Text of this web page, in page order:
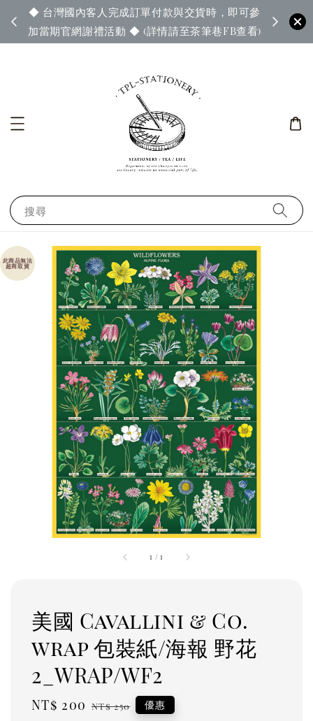
◆ 台灣國內客人完成訂單付款與交貨時，即可參
加當期官網謝禮活動 ◆ (詳情請至茶筆巷FB查看)
◆ 官
搜尋
1 /1
此商品無法
超商取貨
美國 Cavallini & Co.
wrap 包裝紙/海報 野花
2_WRAP/WF2
Sale
NT$ 200 Regular
NT$ 250 優惠